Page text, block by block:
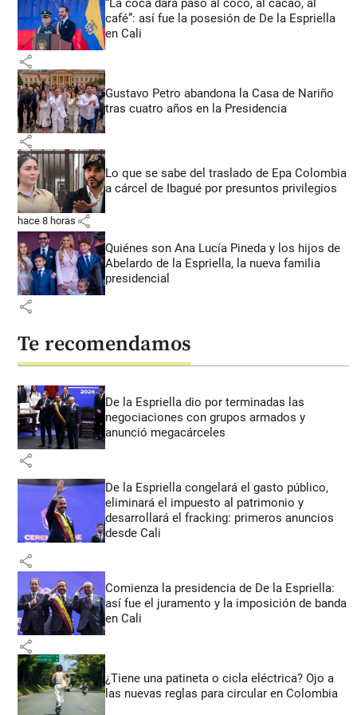
café”: así fue la posesión de De la Espriella
en Cali
share
Gustavo Petro abandona la Casa de Nariño
tras cuatro años en la Presidencia
share
Lo que se sabe del traslado de Epa Colombia
a cárcel de Ibagué por presuntos privilegios
hace 8 horas share
Quiénes son Ana Lucía Pineda y los hijos de
Abelardo de la Espriella, la nueva familia
presidencial
share
Te recomendamos
De la Espriella dio por terminadas las
negociaciones con grupos armados y
anunció megacárceles
share
De la Espriella congelará el gasto público,
eliminará el impuesto al patrimonio y
desarrollará el fracking: primeros anuncios
desde Cali
share
Comienza la presidencia de De la Espriella:
así fue el juramento y la imposición de banda
en Cali
share
¿Tiene una patineta o cicla eléctrica? Ojo a
las nuevas reglas para circular en Colombia